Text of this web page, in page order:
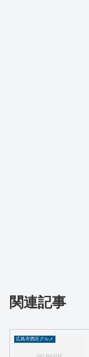
関連記事
広島市西区グルメ